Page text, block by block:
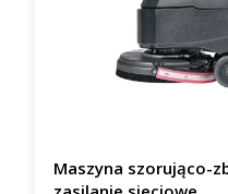
Maszyna szorująco-